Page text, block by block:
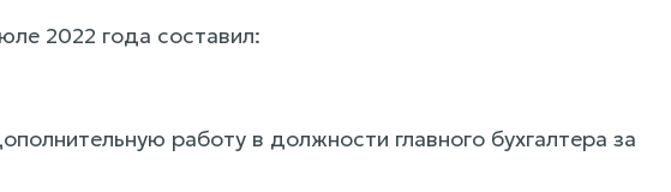
2022 года составил:
работу в должности главного бухгалтера за